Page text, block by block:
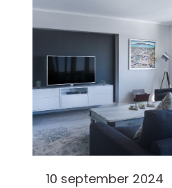
10 september 2024